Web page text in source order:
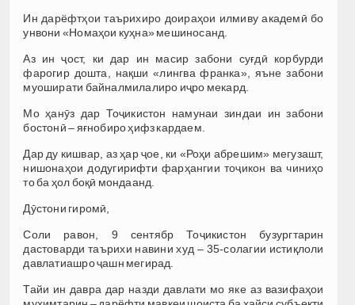
Ин дарёфтҳои таърихиро доираҳои илмиву академӣ бо
унвони «Номаҳои куҳна» мешиносанд.
Аз ин ҷост, ки дар ин масир забони суғдӣ корбурди
фарогир дошта, нақши «лингва франка», яъне забони
муоширати байналмилалиро иҷро мекард.
Мо ҳанӯз дар Тоҷикистон намунаи зиндаи ин забони
бостонӣ – яғнобиро ҳифз кардаем.
Дар ду кишвар, аз ҳар ҷое, ки «Роҳи абрешим» мегузашт,
нишонаҳои додугирифти фарҳангии тоҷикон ва чиниҳо
то ба ҳол боқӣ мондаанд.
Дӯстони гиромӣ,
Соли равон, 9 сентябр Тоҷикистон бузургтарин
дастоварди таърихи навини худ – 35-солагии истиқлоли
давлатиашро ҷашн мегирад.
Тайи ин давра дар назди давлати мо яке аз вазифаҳои